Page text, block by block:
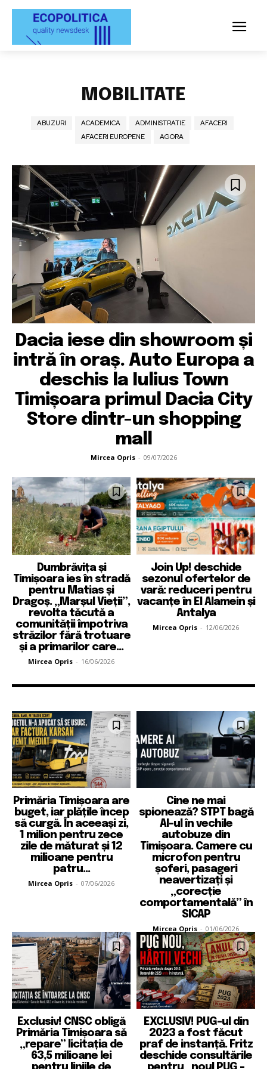
MOBILITATE
ABUZURI ACADEMICA ADMINISTRATIE
AFACERI
AFACERI EUROPENE
AGORA
Dacia iese din showroom și
intră în oraș. Auto Europa a
deschis la Iulius Town
Timișoara primul Dacia City
Store dintr-un shopping
mall
Mircea Opris - 09/07/2026
Dumbrăvița și
Timișoara ies în stradă
pentru Matias și
Dragoș. „Marșul Vieții”,
revolta tăcută a
comunității împotriva
străzilor fără trotuare
și a primarilor care...
Mircea Opris - 16/06/2026
Join Up! deschide
sezonul ofertelor de
vară: reduceri pentru
vacanțe în El Alamein și
Antalya
Mircea Opris - 12/06/2026
Primăria Timișoara are
buget, iar plățile încep
să curgă. În aceeași zi,
1 milion pentru zece
zile de măturat și 12
milioane pentru
patru...
Mircea Opris - 07/06/2026
Cine ne mai
spionează? STPT bagă
AI-ul în vechile
autobuze din
Timișoara. Camere cu
microfon pentru
șoferi, pasageri
neavertizați și
„corecție
comportamentală” în
SICAP
Mircea Opris - 01/06/2026
Exclusiv! CNSC obligă
Primăria Timișoara să
„repare” licitația de
63,5 milioane lei
EXCLUSIV! PUG-ul din
2023 a fost făcut
praf de instanță. Fritz
deschide consultările